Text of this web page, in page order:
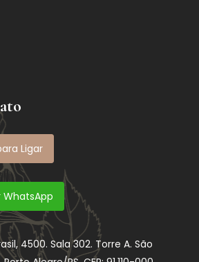
Ligar
WhatsApp
4500. Sala 302. Torre A. São